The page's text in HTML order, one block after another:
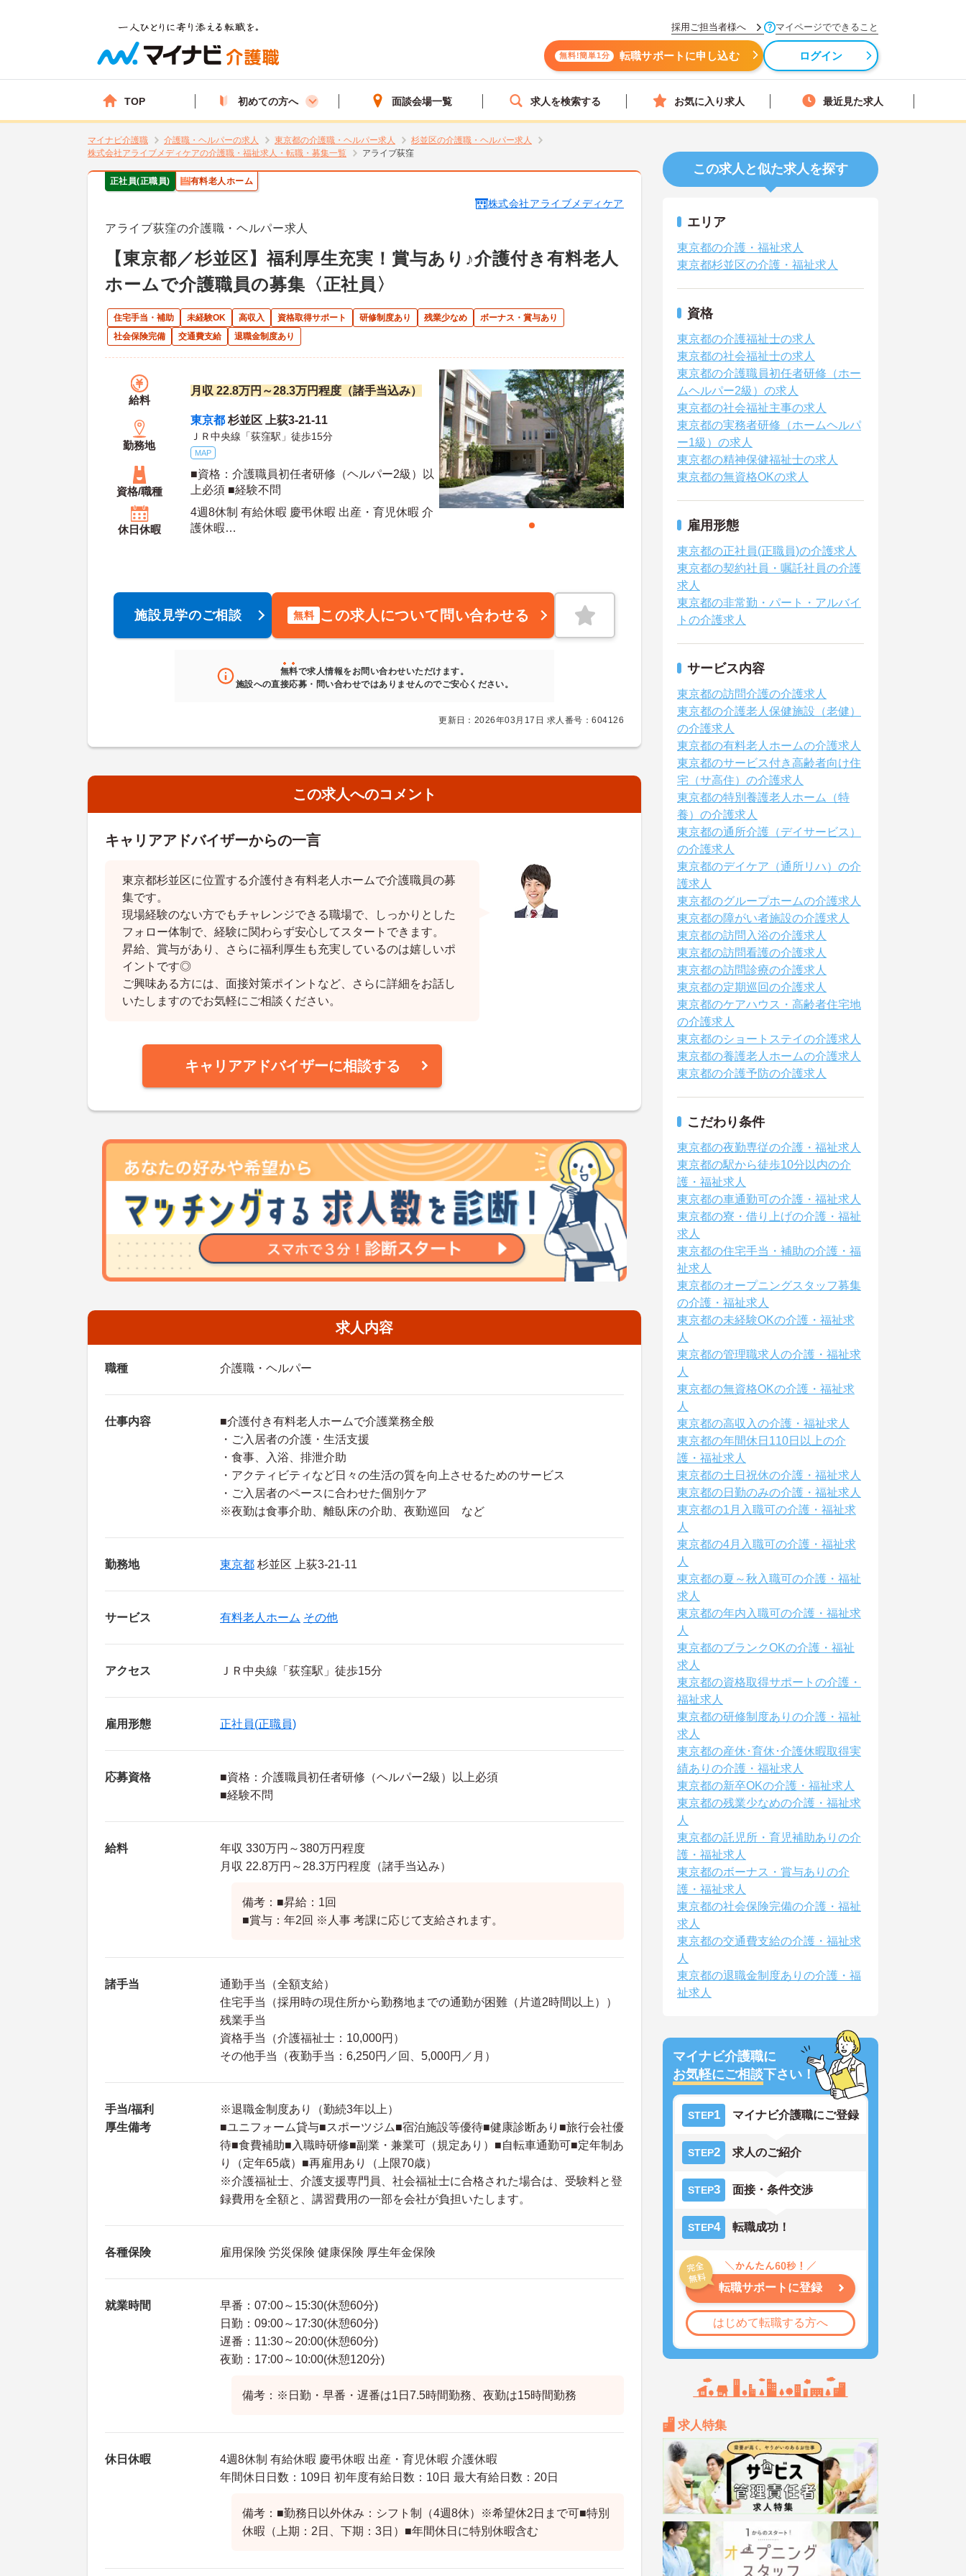
採用ご担当者様へ マイページでできること
無料!簡単1分 転職サポートに申し込む ログイン
TOP 初めての方へ 面談会場一覧 求人を検索する お気に入り求人 最近見た求人
マイナビ介護職 介護職・ヘルパーの求人 東京都の介護職・ヘルパー求人
杉並区の介護職・ヘルパー求人
株式会社アライブメディケアの介護職・福祉求人・転職・募集一覧
アライブ荻窪
正社員(正職員) 有料老人ホーム
株式会社アライブメディケア
アライブ荻窪の介護職・ヘルパー求人
【東京都／杉並区】福利厚生充実！賞与あり♪介護付き有料老人
ホームで介護職員の募集〈正社員〉
住宅手当・補助 未経験OK 高収入 資格取得サポート 研修制度あり 残業少なめ
ボーナス・賞与あり
社会保険完備
交通費支給 退職金制度あり
給料
月収 22.8万円～28.3万円程度（諸手当込み）
勤務地
東京都 杉並区 上荻3-21-11
ＪＲ中央線「荻窪駅」徒歩15分
MAP
資格/職種
■資格：介護職員初任者研修（ヘルパー2級）以
上必須 ■経験不問
休日休暇
4週8休制 有給休暇 慶弔休暇 出産・育児休暇 介
護休暇
施設見学のご相談 無料 この求人について問い合わせる
無料で求人情報をお問い合わせいただけます。
施設への直接応募・問い合わせではありませんのでご安心ください。
更新日：2026年03月17日 求人番号：604126
この求人へのコメント
キャリアアドバイザーからの一言
東京都杉並区に位置する介護付き有料老人ホームで介護職員の募
集です。
現場経験のない方でもチャレンジできる職場で、しっかりとした
フォロー体制で、経験に関わらず安心してスタートできます。
昇給、賞与があり、さらに福利厚生も充実しているのは嬉しいポ
イントです◎
ご興味ある方には、面接対策ポイントなど、さらに詳細をお話し
いたしますのでお気軽にご相談ください。
キャリアアドバイザーに相談する
求人内容
職種 介護職・ヘルパー
仕事内容
■介護付き有料老人ホームで介護業務全般
・ご入居者の介護・生活支援
・食事、入浴、排泄介助
・アクティビティなど日々の生活の質を向上させるためのサービス
・ご入居者のペースに合わせた個別ケア
※夜勤は食事介助、離臥床の介助、夜勤巡回 など
勤務地 東京都 杉並区 上荻3-21-11
サービス 有料老人ホーム その他
アクセス ＪＲ中央線「荻窪駅」徒歩15分
雇用形態 正社員(正職員)
応募資格
■資格：介護職員初任者研修（ヘルパー2級）以上必須
■経験不問
給料
年収 330万円～380万円程度
月収 22.8万円～28.3万円程度（諸手当込み）
備考：■昇給：1回
■賞与：年2回 ※人事 考課に応じて支給されます。
諸手当
通勤手当（全額支給）
住宅手当（採用時の現住所から勤務地までの通勤が困難（片道2時間以上））
残業手当
資格手当（介護福祉士：10,000円）
その他手当（夜勤手当：6,250円／回、5,000円／月）
手当/福利
厚生備考
※退職金制度あり（勤続3年以上）
■ユニフォーム貸与■スポーツジム■宿泊施設等優待■健康診断あり■旅行会社優
待■食費補助■入職時研修■副業・兼業可（規定あり）■自転車通勤可■定年制あ
り（定年65歳）■再雇用あり（上限70歳）
※介護福祉士、介護支援専門員、社会福祉士に合格された場合は、受験料と登
録費用を全額と、講習費用の一部を会社が負担いたします。
各種保険 雇用保険 労災保険 健康保険 厚生年金保険
就業時間
早番：07:00～15:30(休憩60分)
日勤：09:00～17:30(休憩60分)
遅番：11:30～20:00(休憩60分)
夜勤：17:00～10:00(休憩120分)
備考：※日勤・早番・遅番は1日7.5時間勤務、夜勤は15時間勤務
休日休暇
4週8休制 有給休暇 慶弔休暇 出産・育児休暇 介護休暇
年間休日日数：109日 初年度有給日数：10日 最大有給日数：20日
備考：■勤務日以外休み：シフト制（4週8休）※希望休2日まで可■特別
休暇（上期：2日、下期：3日）■年間休日に特別休暇含む
この求人と似た求人を探す
エリア
東京都の介護・福祉求人
東京都杉並区の介護・福祉求人
資格
東京都の介護福祉士の求人
東京都の社会福祉士の求人
東京都の介護職員初任者研修（ホー
ムヘルパー2級）の求人
東京都の社会福祉主事の求人
東京都の実務者研修（ホームヘルパ
ー1級）の求人
東京都の精神保健福祉士の求人
東京都の無資格OKの求人
雇用形態
東京都の正社員(正職員)の介護求人
東京都の契約社員・嘱託社員の介護
求人
東京都の非常勤・パート・アルバイ
トの介護求人
サービス内容
東京都の訪問介護の介護求人
東京都の介護老人保健施設（老健）
の介護求人
東京都の有料老人ホームの介護求人
東京都のサービス付き高齢者向け住
宅（サ高住）の介護求人
東京都の特別養護老人ホーム（特
養）の介護求人
東京都の通所介護（デイサービス）
の介護求人
東京都のデイケア（通所リハ）の介
護求人
東京都のグループホームの介護求人
東京都の障がい者施設の介護求人
東京都の訪問入浴の介護求人
東京都の訪問看護の介護求人
東京都の訪問診療の介護求人
東京都の定期巡回の介護求人
東京都のケアハウス・高齢者住宅地
の介護求人
東京都のショートステイの介護求人
東京都の養護老人ホームの介護求人
東京都の介護予防の介護求人
こだわり条件
東京都の夜勤専従の介護・福祉求人
東京都の駅から徒歩10分以内の介
護・福祉求人
東京都の車通勤可の介護・福祉求人
東京都の寮・借り上げの介護・福祉
求人
東京都の住宅手当・補助の介護・福
祉求人
東京都のオープニングスタッフ募集
の介護・福祉求人
東京都の未経験OKの介護・福祉求
人
東京都の管理職求人の介護・福祉求
人
東京都の無資格OKの介護・福祉求
人
東京都の高収入の介護・福祉求人
東京都の年間休日110日以上の介
護・福祉求人
東京都の土日祝休の介護・福祉求人
東京都の日勤のみの介護・福祉求人
東京都の1月入職可の介護・福祉求
人
東京都の4月入職可の介護・福祉求
人
東京都の夏～秋入職可の介護・福祉
求人
東京都の年内入職可の介護・福祉求
人
東京都のブランクOKの介護・福祉
求人
東京都の資格取得サポートの介護・
福祉求人
東京都の研修制度ありの介護・福祉
求人
東京都の産休･育休･介護休暇取得実
績ありの介護・福祉求人
東京都の新卒OKの介護・福祉求人
東京都の残業少なめの介護・福祉求
人
東京都の託児所・育児補助ありの介
護・福祉求人
東京都のボーナス・賞与ありの介
護・福祉求人
東京都の社会保険完備の介護・福祉
求人
東京都の交通費支給の介護・福祉求
人
東京都の退職金制度ありの介護・福
祉求人
マイナビ介護職に
お気軽にご相談下さい！
STEP1 マイナビ介護職にご登録
STEP2 求人のご紹介
STEP3 面接・条件交渉
STEP4 転職成功！
転職サポートに登録
はじめて転職する方へ
求人特集